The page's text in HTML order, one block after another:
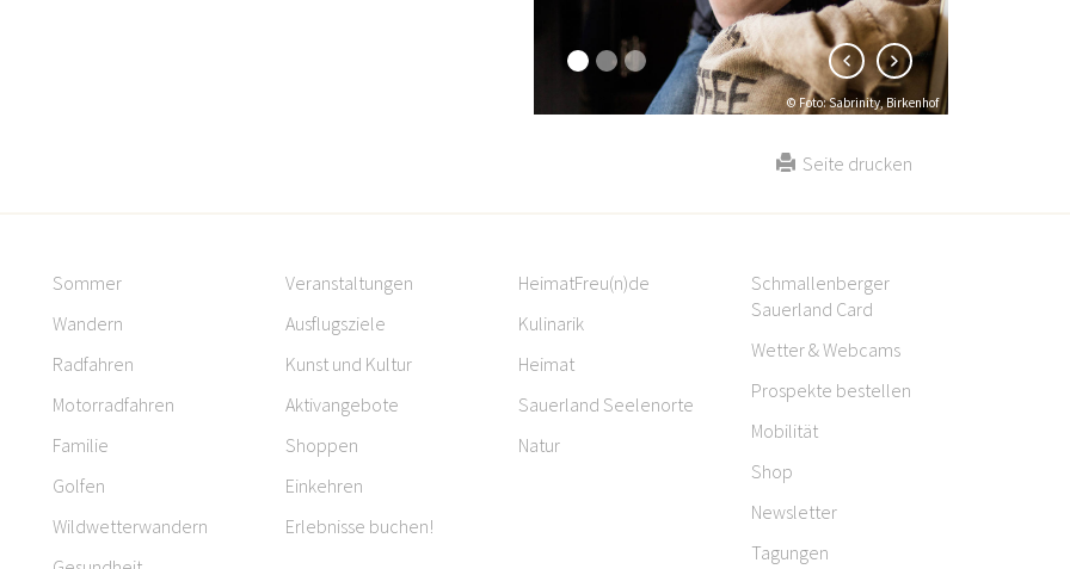
© Sabrinity
Seite drucken
Sommer
Wandern
Radfahren
Motorradfahren
Familie
Golfen
Wildwetterwandern
Veranstaltungen
Ausflugsziele
Kunst und Kultur
Aktivangebote
Shoppen
Einkehren
Erlebnisse buchen!
HeimatFreu(n)de
Kulinarik
Heimat
Sauerland Seelenorte
Natur
Schmallenberger
Sauerland Card
Wetter & Webcams
Prospekte bestellen
Mobilität
Shop
Newsletter
Tagungen